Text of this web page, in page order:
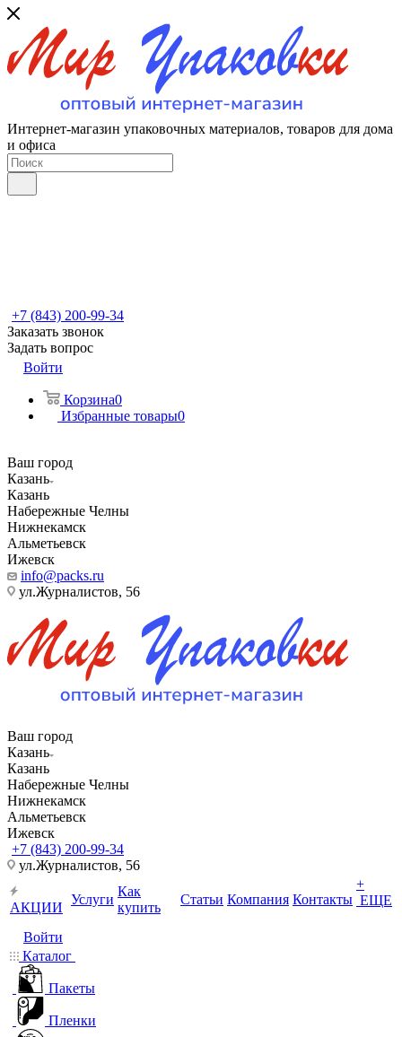
Интернет-магазин упаковочных материалов, товаров для дома
и офиса
+7 (843) 200-99-34
Заказать звонок
Задать вопрос
Войти
Корзина0
Избранные товары0
Ваш город
Казань
Казань
Набережные Челны
Нижнекамск
Альметьевск
Ижевск
info@packs.ru
ул.Журналистов, 56
Ваш город
Казань
Казань
Набережные Челны
Нижнекамск
Альметьевск
Ижевск
+7 (843) 200-99-34
ул.Журналистов, 56
АКЦИИ
Услуги
Как
купить
Статьи Компания Контакты
+
ЕЩЕ
Войти
Каталог
Пакеты
Пленки